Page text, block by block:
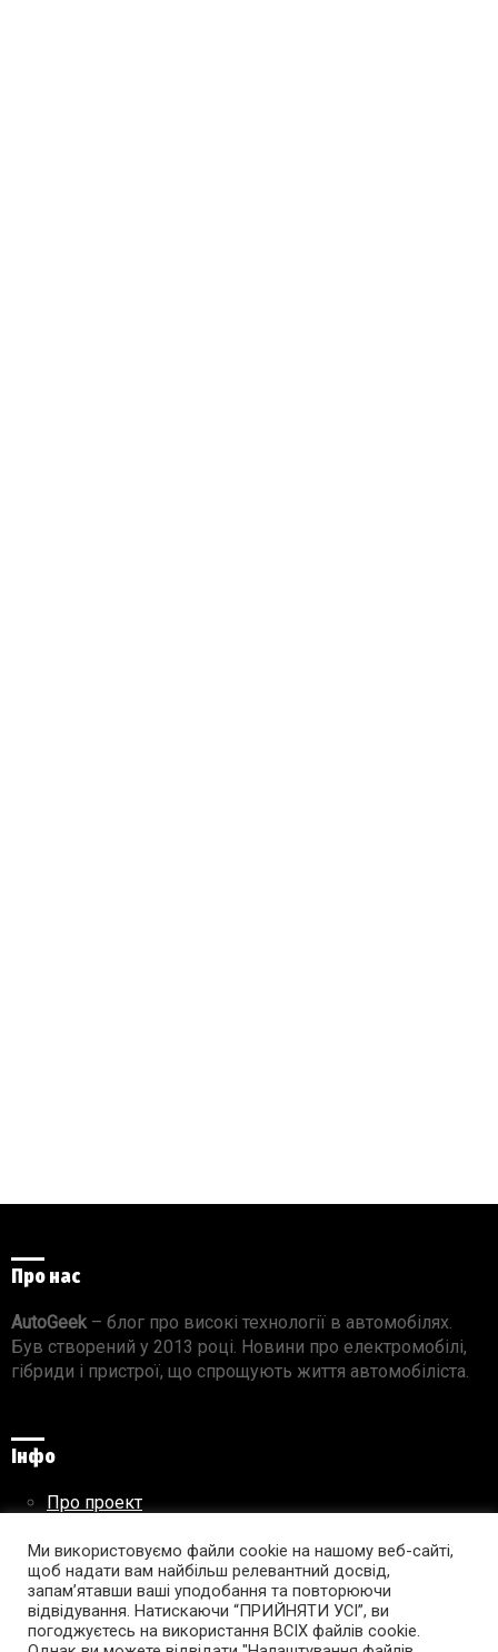
Про нас
AutoGeek– блог про високі технології в автомобілях.
Був створений у 2013 році. Новини про електромобілі,
гібриди і пристрої, що спрощують життя автомобіліста.
Інфо
Про проект
Правила використання матеріалів
Підпишись на AutoGeek!
Ми використовуємо файли cookie на нашому веб-сайті,
щоб надати вам найбільш релевантний досвід,
запам’ятавши ваші уподобання та повторюючи
відвідування. Натискаючи “ПРИЙНЯТИ УСІ”, ви
погоджуєтесь на використання ВСІХ файлів cookie.